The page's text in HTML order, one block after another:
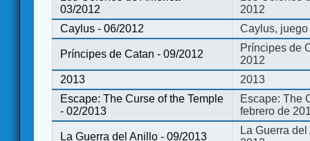
03/2012
2012
Caylus - 06/2012
Caylus,
Príncipes de Catan - 09/2012
Príncipes de
2012
2013
2013
Escape: The Curse of the Temple
- 02/2013
Escape: The
febrero de
La Guerra del Anillo - 09/2013
La Guerra